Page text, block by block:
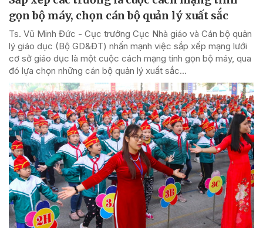
gọn bộ máy, chọn cán bộ quản lý xuất sắc
Ts. Vũ Minh Đức - Cục trưởng Cục Nhà giáo và Cán bộ quản
lý giáo dục (Bộ GD&ĐT) nhấn mạnh việc sắp xếp mạng lưới
cơ sở giáo dục là một cuộc cách mạng tinh gọn bộ máy, qua
đó lựa chọn những cán bộ quản lý xuất sắc...